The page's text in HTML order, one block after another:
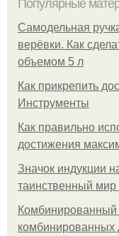
Популярные
Самодельная
верёвки. Как
объемом 5 л
Как прикрепить
Инструменты
Как правильно
достижения
Значок индукции
таинственный мир
Комбинированный
комбинированных